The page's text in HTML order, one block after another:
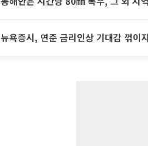
뉴욕증시, 연준 금리인상 기대감 꺾